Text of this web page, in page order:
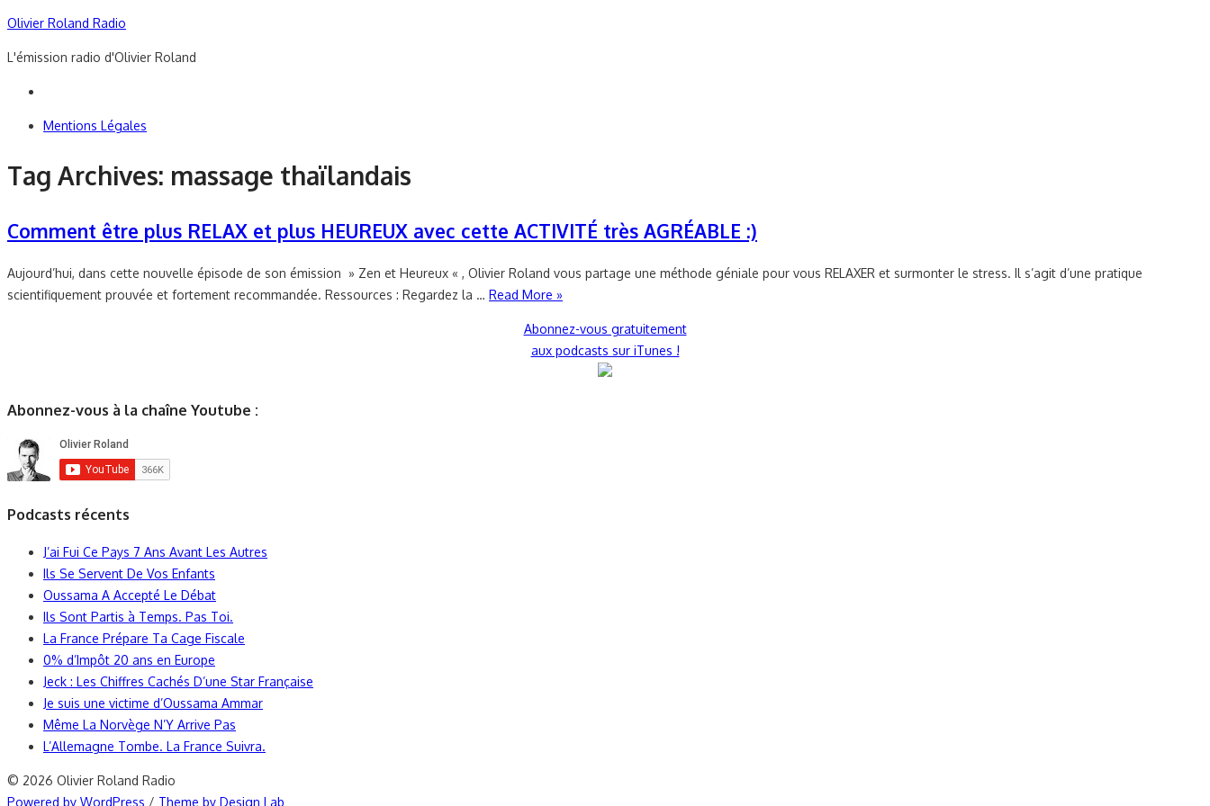
Skip
content
Olivier Roland Radio
L'émission radio d'Olivier Roland
Mentions Légales
Tag Archives: massage thaïlandais
Comment être plus RELAX et plus HEUREUX avec cette ACTIVITÉ très AGRÉABLE :)
Aujourd’hui, dans cette nouvelle épisode de son émission » Zen et Heureux « , Olivier Roland vous partage une méthode géniale pour vous RELAXER et surmonter le stress. Il s’agit d’une pratique
scientifiquement prouvée et fortement recommandée. Ressources : Regardez la … Read More »
Abonnez-vous gratuitement
aux podcasts sur iTunes !
Abonnez-vous à la chaîne Youtube :
Podcasts récents
J’ai Fui Ce Pays 7 Ans Avant Les Autres
Ils Se Servent De Vos Enfants
Oussama A Accepté Le Débat
Ils Sont Partis à Temps. Pas Toi.
La France Prépare Ta Cage Fiscale
0% d’Impôt 20 ans en Europe
Jeck : Les Chiffres Cachés D’une Star Française
Je suis une victime d’Oussama Ammar
Même La Norvège N’Y Arrive Pas
L’Allemagne Tombe. La France Suivra.
© 2026 Olivier Roland Radio
Powered by WordPress / Theme by Design Lab